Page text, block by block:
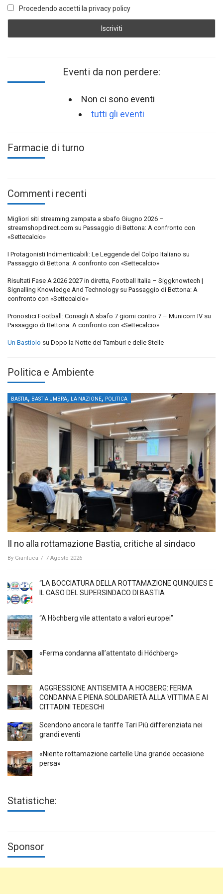
Procedendo accetti la privacy policy
Eventi da non perdere:
Non ci sono eventi
tutti gli eventi
Farmacie di turno
Commenti recenti
Migliori siti streaming zampata a sbafo Giugno 2026 –
streamshopdirect.com su Passaggio di Bettona: A confronto con
«Settecalcio»
I Protagonisti Indimenticabili: Le Leggende del Colpo Italiano su
Passaggio di Bettona: A confronto con «Settecalcio»
Risultati Fase A 2026 2027 in diretta, Football Italia – Siggknowtech |
Signalling Knowledge And Technology su Passaggio di Bettona: A
confronto con «Settecalcio»
Pronostici Football: Consigli A sbafo 7 giorni contro 7 – Municorn IV su
Passaggio di Bettona: A confronto con «Settecalcio»
Un Bastiolo su Dopo la Notte dei Tamburi e delle Stelle
Politica e Ambiente
BASTIA, BASTIA UMBRA, LA NAZIONE, POLITICA
Il no alla rottamazione Bastia, critiche al sindaco
By Gianluca / 7 Agosto 2026
“LA BOCCIATURA DELLA ROTTAMAZIONE QUINQUIES E
IL CASO DEL SUPERSINDACO DI BASTIA
“A Höchberg vile attentato a valori europei”
«Ferma condanna all’attentato di Höchberg»
AGGRESSIONE ANTISEMITA A HÖCBERG: FERMA
CONDANNA E PIENA SOLIDARIETÀ ALLA VITTIMA E AI
CITTADINI TEDESCHI
Scendono ancora le tariffe Tari Più differenziata nei
grandi eventi
«Niente rottamazione cartelle Una grande occasione
persa»
Statistiche:
Sponsor